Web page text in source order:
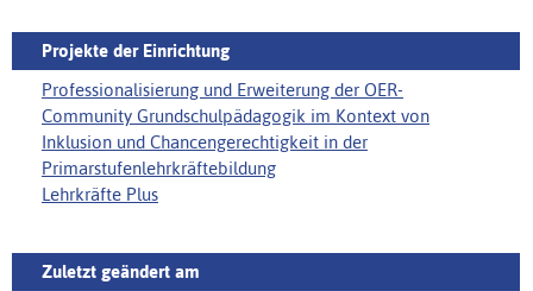
Projekte der Einrichtung
Professionalisierung und Erweiterung der OER-
Community Grundschulpädagogik im Kontext von
Inklusion und Chancengerechtigkeit in der
Primarstufenlehrkräftebildung
Lehrkräfte Plus
Zuletzt geändert am